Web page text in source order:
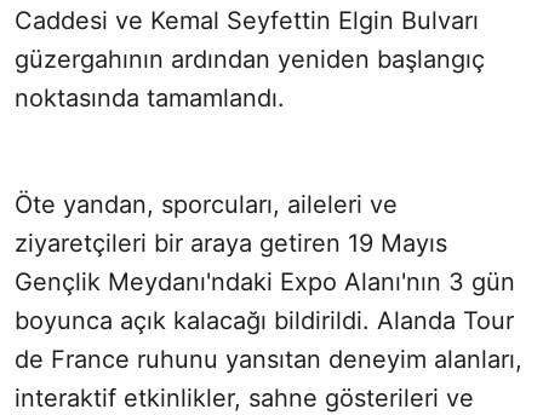
Caddesi ve Kemal Seyfettin Elgin Bulvarı
güzergahının ardından yeniden başlangıç
noktasında tamamlandı.
Öte yandan, sporcuları, aileleri ve
ziyaretçileri bir araya getiren 19 Mayıs
Gençlik Meydanı'ndaki Expo Alanı'nın 3 gün
boyunca açık kalacağı bildirildi. Alanda Tour
de France ruhunu yansıtan deneyim alanları,
interaktif etkinlikler, sahne gösterileri ve